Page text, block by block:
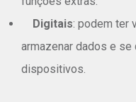
Digitais: podem ter
armazenar dados e se
dispositivos.